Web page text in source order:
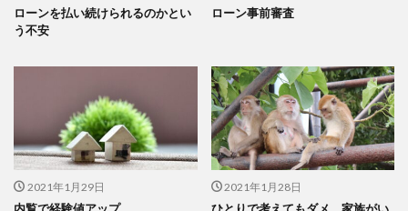
ローンを払い続けられるのかとい
う不安
ローン事前審査
2021年1月29日 2021年1月28日